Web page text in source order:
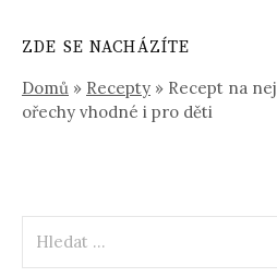
ZDE SE NACHÁZÍTE
Domů » Recepty » Recept na
ořechy vhodné i pro děti